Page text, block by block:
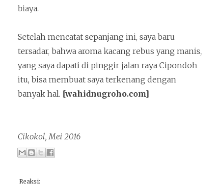
biaya.
Setelah mencatat sepanjang ini, saya baru
tersadar, bahwa aroma kacang rebus yang manis,
yang saya dapati di pinggir jalan raya Cipondoh
itu, bisa membuat saya terkenang dengan
banyak hal. [wahidnugroho.com]
Cikokol, Mei 2016
Reaksi: